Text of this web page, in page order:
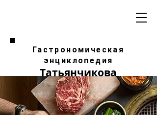
Гастрономическая
энциклопедия
Татьянчикова